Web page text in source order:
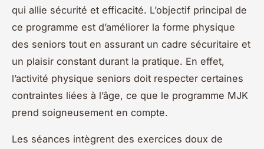
qui allie sécurité et efficacité. L’objectif principal de
ce programme est d’améliorer la forme physique
des seniors tout en assurant un cadre sécuritaire et
un plaisir constant durant la pratique. En effet,
l’activité physique seniors doit respecter certaines
contraintes liées à l’âge, ce que le programme MJK
prend soigneusement en compte.
Les séances intègrent des exercices doux de